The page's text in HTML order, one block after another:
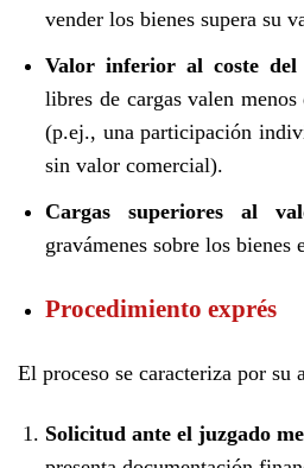
vender los bienes supera su
Valor inferior al coste del
libres de cargas valen
(p.ej., una participación
sin valor comercial).
Cargas superiores al
gravámenes sobre los bienes
Procedimiento exprés
El proceso se caracteriza por su
Solicitud ante el juzgado